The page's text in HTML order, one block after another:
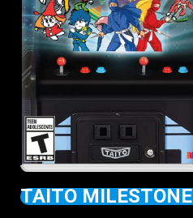
TAITO MILESTONE